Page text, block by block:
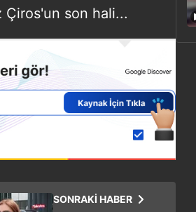
son hali...
SONRAKİ HABER